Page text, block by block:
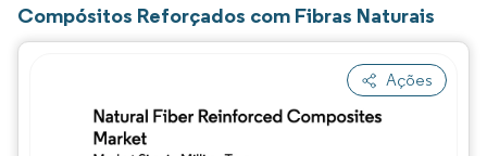
Compósitos Reforçados com Fibras Naturais
Ações